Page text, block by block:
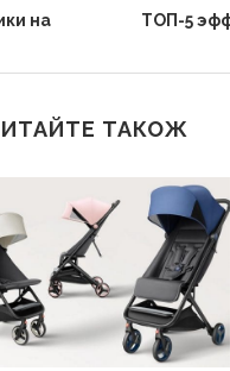
на
ТОП-5
ТАКОЖ